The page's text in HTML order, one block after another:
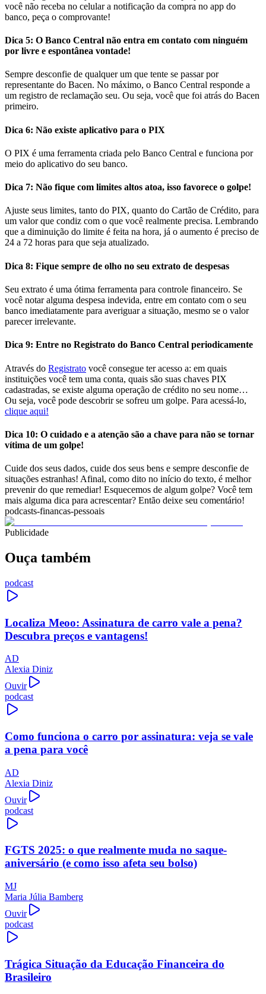
você não receba no celular a notificação da compra no app do
banco, peça o comprovante!
Dica 5: O Banco Central não entra em contato com ninguém
por livre e espontânea vontade!
Sempre desconfie de qualquer um que tente se passar por
representante do Bacen. No máximo, o Banco Central responde a
um registro de reclamação seu. Ou seja, você que foi atrás do Bacen
primeiro.
Dica 6: Não existe aplicativo para o PIX
O PIX é uma ferramenta criada pelo Banco Central e funciona por
meio do aplicativo do seu banco.
Dica 7: Não fique com limites altos atoa, isso favorece o golpe!
Ajuste seus limites, tanto do PIX, quanto do Cartão de Crédito, para
um valor que condiz com o que você realmente precisa. Lembrando
que a diminuição do limite é feita na hora, já o aumento é preciso de
24 a 72 horas para que seja atualizado.
Dica 8: Fique sempre de olho no seu extrato de despesas
Seu extrato é uma ótima ferramenta para controle financeiro. Se
você notar alguma despesa indevida, entre em contato com o seu
banco imediatamente para averiguar a situação, mesmo se o valor
parecer irrelevante.
Dica 9: Entre no Registrato do Banco Central periodicamente
Através do Registrato você consegue ter acesso a: em quais
instituições você tem uma conta, quais são suas chaves PIX
cadastradas, se existe alguma operação de crédito no seu nome…
Ou seja, você pode descobrir se sofreu um golpe. Para acessá-lo,
clique aqui!
Dica 10: O cuidado e a atenção são a chave para não se tornar
vítima de um golpe!
Cuide dos seus dados, cuide dos seus bens e sempre desconfie de
situações estranhas! Afinal, como dito no início do texto, é melhor
prevenir do que remediar! Esquecemos de algum golpe? Você tem
mais alguma dica para acrescentar? Então deixe seu comentário!
podcasts-financas-pessoais
Publicidade
Ouça também
podcast
Localiza Meoo: Assinatura de carro vale a pena?
Descubra preços e vantagens!
AD
Alexia Diniz
Ouvir
podcast
Como funciona o carro por assinatura: veja se vale
a pena para você
AD
Alexia Diniz
Ouvir
podcast
FGTS 2025: o que realmente muda no saque-
aniversário (e como isso afeta seu bolso)
MJ
Maria Júlia Bamberg
Ouvir
podcast
Trágica Situação da Educação Financeira do
Brasileiro